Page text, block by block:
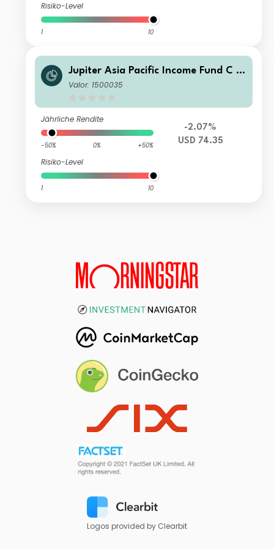
Risiko-Level
1 10
Jupiter Asia Pacific Income Fund C U
SD Acc
Valor: 1500035
Jährliche Rendite
-50% 0% +50%
Risiko-Level
1 10
-2.07%
USD 74.35
Logos provided by Clearbit